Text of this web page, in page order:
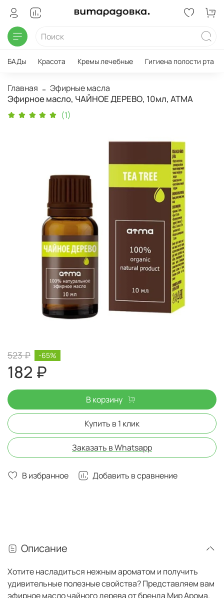
БАДы Красота Кремы лечебные Гигиена полости рта
Главная Эфирные масла
Эфирное масло, ЧАЙНОЕ ДЕРЕВО, 10мл, АТМА
(1)
В избранное Добавить в сравнение
523 ₽
182 ₽
-65%
В корзину
Купить в 1 клик
Заказать в Whatsapp
Описание
Хотите насладиться нежным ароматом и получить
удивительные полезные свойства? Представляем вам
эфирное масло чайного дерева от бренда Мир Арома.